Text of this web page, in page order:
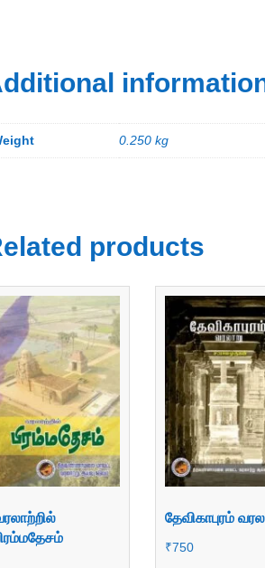
0.250 kg
products
தேவிகாபுரம்
₹750